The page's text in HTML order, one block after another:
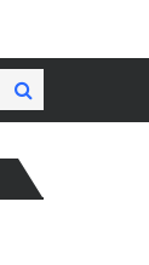
Search